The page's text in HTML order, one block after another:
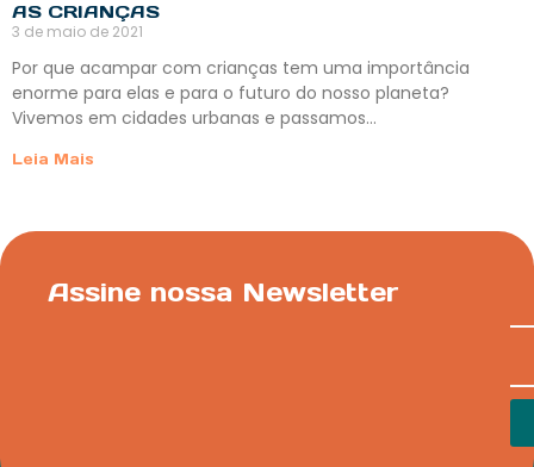
AS CRIANÇAS
3 de maio de 2021
Por que acampar com crianças tem uma importância
enorme para elas e para o futuro do nosso planeta?
Vivemos em cidades urbanas e passamos…
Leia Mais
Assine nossa Newsletter